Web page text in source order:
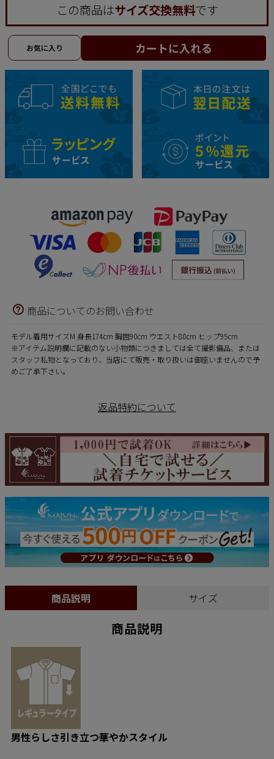
この商品はサイズ交換無料です
カートに入れる
商品についてのお問い合わせ
モデル着用サイズM 身長174cm 胸囲90cm ウエスト80cm ヒップ95cm
※アイテム説明欄に記載のない小物類につきましては全て撮影備品、または
スタッフ私物となっており、当店にて販売・取り扱いは御座いませんので予
めご了承下さい。
返品特約について
商品説明 サイズ
商品説明
男性らしさ引き立つ華やかスタイル